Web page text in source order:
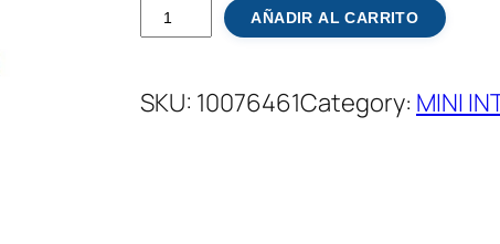
I
I
AÑADIR AL CARRITO
SKU: 10076461Category: MINI